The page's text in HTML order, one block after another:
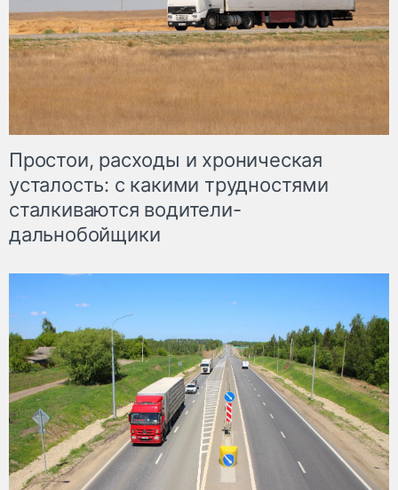
Простои, расходы и хроническая
усталость: с какими трудностями
сталкиваются водители-
дальнобойщики